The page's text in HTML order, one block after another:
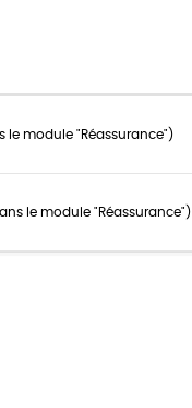
le module "Réassurance")
le module "Réassurance")